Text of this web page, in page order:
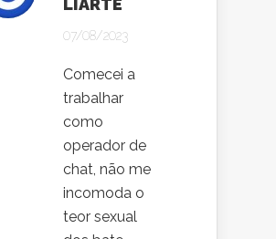
LIARTE
07/08/2023
Comecei a
trabalhar
como
operador de
chat, não me
incomoda o
teor sexual